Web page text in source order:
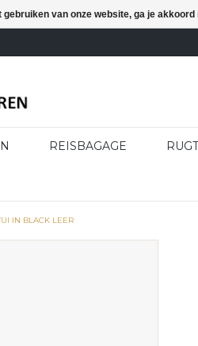
REISBAGAGE
IN BLACK LEER
gebruiken van onze website, ga je